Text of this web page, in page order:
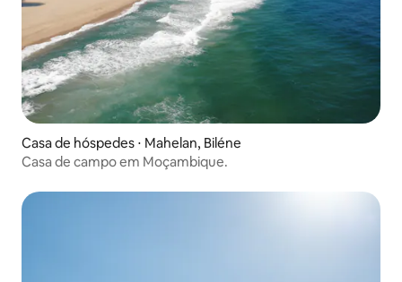
Casa de hóspedes ⋅ Mahelan, Biléne
Casa de campo em Moçambique.